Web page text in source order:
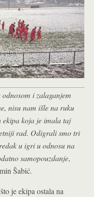
i zalaganjem
nisu nam išle na ruku
ekipa koja je imala taj
rad. Odigrali smo tri
u igri u odnosu na
samopouzdanje,
Šabić.
je ekipa ostala na